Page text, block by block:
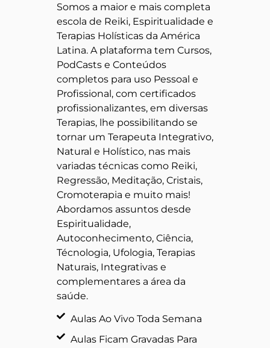
Somos a maior e mais completa
escola de Reiki, Espiritualidade e
Terapias Holísticas da América
Latina. A plataforma tem Cursos,
PodCasts e Conteúdos
completos para uso Pessoal e
Profissional, com certificados
profissionalizantes, em diversas
Terapias, lhe possibilitando se
tornar um Terapeuta Integrativo,
Natural e Holístico, nas mais
variadas técnicas como Reiki,
Regressão, Meditação, Cristais,
Cromoterapia e muito mais!
Abordamos assuntos desde
Espiritualidade,
Autoconhecimento, Ciência,
Técnologia, Ufologia, Terapias
Naturais, Integrativas e
complementares a área da
saúde.
Aulas Ao Vivo Toda Semana
Aulas Ficam Gravadas Para